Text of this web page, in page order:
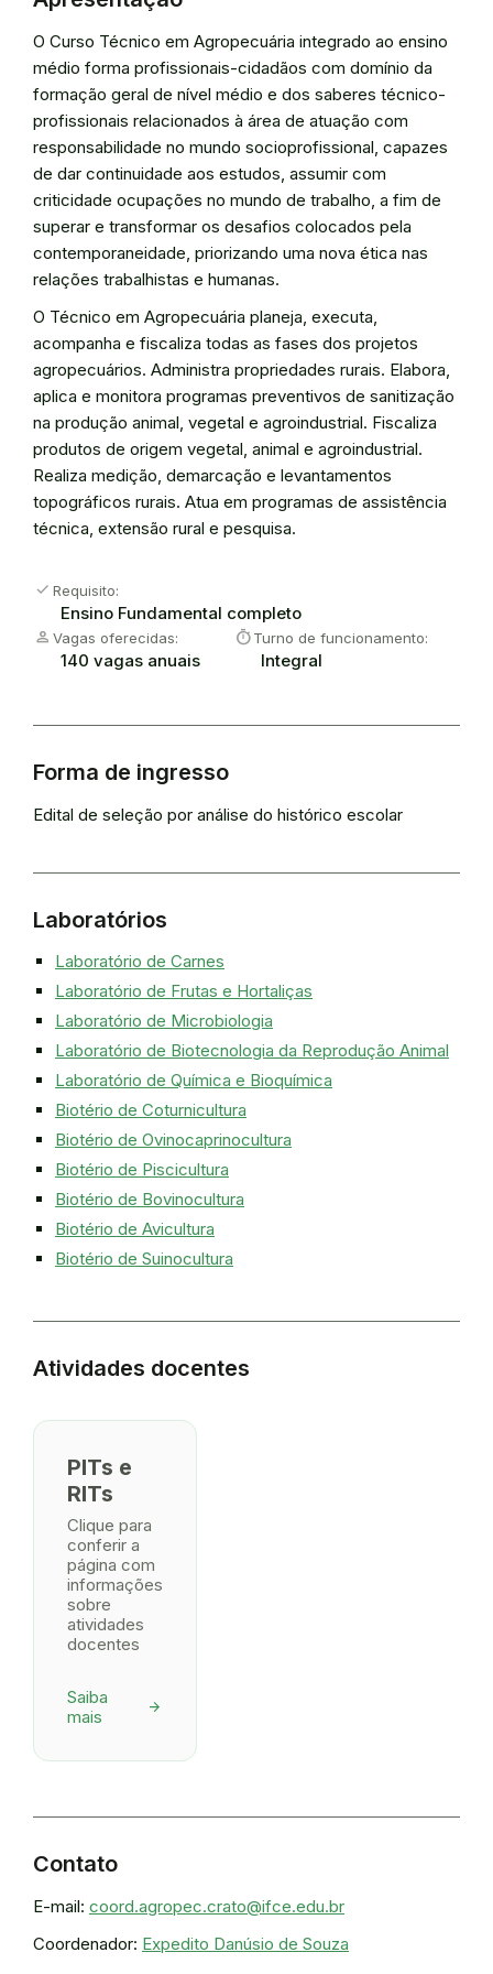
O Curso Técnico em Agropecuária integrado ao ensino
médio forma profissionais-cidadãos com domínio da
formação geral de nível médio e dos saberes técnico-
profissionais relacionados à área de atuação com
responsabilidade no mundo socioprofissional, capazes
de dar continuidade aos estudos, assumir com
criticidade ocupações no mundo de trabalho, a fim de
superar e transformar os desafios colocados pela
contemporaneidade, priorizando uma nova ética nas
relações trabalhistas e humanas.
O Técnico em Agropecuária planeja, executa,
acompanha e fiscaliza todas as fases dos projetos
agropecuários. Administra propriedades rurais. Elabora,
aplica e monitora programas preventivos de sanitização
na produção animal, vegetal e agroindustrial. Fiscaliza
produtos de origem vegetal, animal e agroindustrial.
Realiza medição, demarcação e levantamentos
topográficos rurais. Atua em programas de assistência
técnica, extensão rural e pesquisa.
check Requisito:
Ensino Fundamental completo
person Vagas oferecidas:
140 vagas anuais
timerTurno de funcionamento:
Integral
Forma de ingresso
Edital de seleção por análise do histórico escolar
Laboratórios
Laboratório de Carnes
Laboratório de Frutas e Hortaliças
Laboratório de Microbiologia
Laboratório de Biotecnologia da Reprodução Animal
Laboratório de Química e Bioquímica
Biotério de Coturnicultura
Biotério de Ovinocaprinocultura
Biotério de Piscicultura
Biotério de Bovinocultura
Biotério de Avicultura
Biotério de Suinocultura
Atividades docentes
PITs e
RITs
Clique para
conferir a
página com
informações
sobre
atividades
docentes
Saiba
mais
arrow_forward
Contato
E-mail: coord.agropec.crato@ifce.edu.br
Coordenador: Expedito Danúsio de Souza